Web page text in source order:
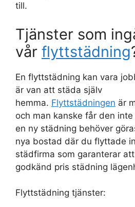
till.
Tjänster som
vår flyttstädning
En flyttstädning kan vara
är van att städa själv
hemma. Flyttstädningen är
och man kanske får den
en ny städning behöver
nya bostad där du flyttade
städfirma som garanterar
godkänd pris städning
Flyttstädning tjänster: